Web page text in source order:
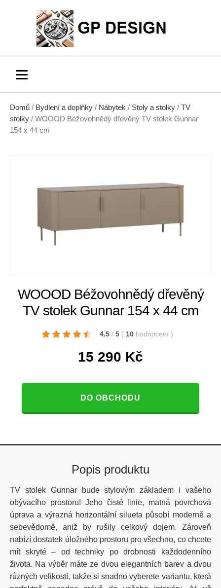
Domů / Bydlení a doplňky / Nábytek / Stoly a stolky / TV
stolky / WOOOD Béžovohnědý dřevěný TV stolek Gunnar
154 x 44 cm
WOOOD Béžovohnědý dřevěný
TV stolek Gunnar 154 x 44 cm
4.5 / 5 ( 10 hodnocení )
15 290 Kč
DO OBCHODU
Popis produktu
TV stolek Gunnar bude stylovým základem i vašeho
obývacího prostoru! Jeho čisté linie, matná povrchová
úprava a výrazná horizontální silueta působí moderně a
sebevědomě, aniž by rušily celkový dojem. Zároveň
nabízí dostatek úložného prostoru pro všechno, co chcete
mít skryté – od techniky po drobnosti každodenního
života. Na výběr máte ze dvou elegantních barev a dvou
různých velikostí, takže si snadno vyberete variantu, která